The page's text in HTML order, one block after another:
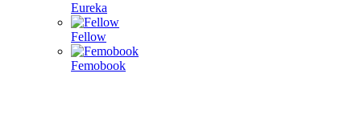
Eureka
Fellow
Femobook